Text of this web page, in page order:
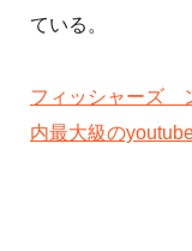
ている。
フィッシャーズ
内最大級の